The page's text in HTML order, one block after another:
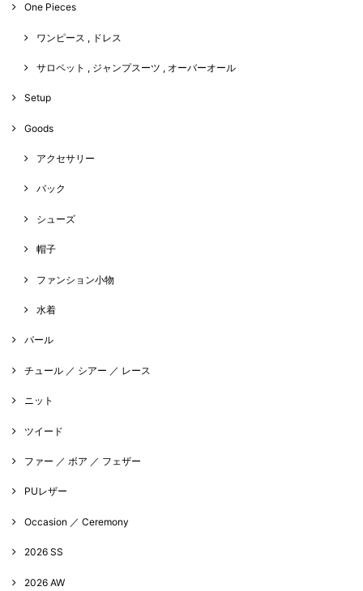
One Pieces
ワンピース , ドレス
サロペット , ジャンプスーツ , オーバーオール
Setup
Goods
アクセサリー
バック
シューズ
帽子
ファンション小物
水着
パール
チュール ／ シアー ／ レース
ニット
ツイード
ファー ／ ボア ／ フェザー
PUレザー
Occasion ／ Ceremony
2026 SS
2026 AW